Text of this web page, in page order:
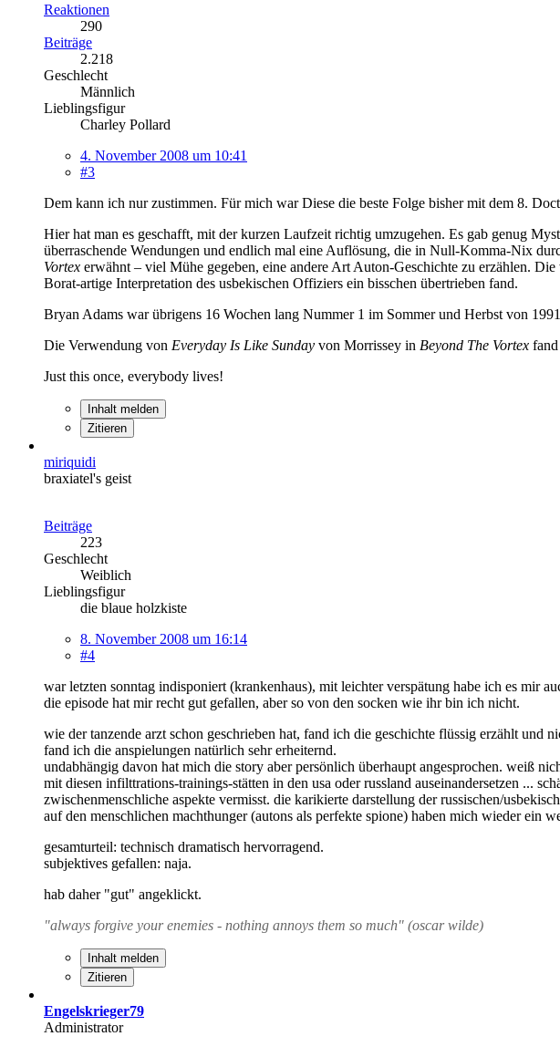
Reaktionen
290
Beiträge
2.218
Geschlecht
Männlich
Lieblingsfigur
Charley Pollard
4. November 2008 um 10:41
#3
Dem kann ich nur zustimmen. Für mich war Diese die beste Folge bisher mit dem 8.
Hier hat man es geschafft, mit der kurzen Laufzeit richtig umzugehen. Es gab genug
überraschende Wendungen und endlich mal eine Auflösung, die in Null-Komma-Nix
Vortex erwähnt – viel Mühe gegeben, eine andere Art Auton-Geschichte zu erzählen.
Borat-artige Interpretation des usbekischen Offiziers ein bisschen übertrieben fand.
Bryan Adams war übrigens 16 Wochen lang Nummer 1 im Sommer und Herbst von
Die Verwendung von Everyday Is Like Sunday von Morrissey in Beyond The Vortex
Just this once, everybody lives!
Inhalt melden
Zitieren
miriquidi
braxiatel's geist
Beiträge
223
Geschlecht
Weiblich
Lieblingsfigur
die blaue holzkiste
8. November 2008 um 16:14
#4
war letzten sonntag indisponiert (krankenhaus), mit leichter verspätung habe ich es mir
die episode hat mir recht gut gefallen, aber so von den socken wie ihr bin ich nicht.
wie der tanzende arzt schon geschrieben hat, fand ich die geschichte flüssig erzählt und
fand ich die anspielungen natürlich sehr erheiternd.
undabhängig davon hat mich die story aber persönlich überhaupt angesprochen. weiß
mit diesen infilttrations-trainings-stätten in den usa oder russland auseinandersetzen ...
zwischenmenschliche aspekte vermisst. die karikierte darstellung der russischen/
auf den menschlichen machthunger (autons als perfekte spione) haben mich wieder ein
gesamturteil: technisch dramatisch hervorragend.
subjektives gefallen: naja.
hab daher "gut" angeklickt.
"always forgive your enemies - nothing annoys them so much" (oscar wilde)
Inhalt melden
Zitieren
Engelskrieger79
Administrator